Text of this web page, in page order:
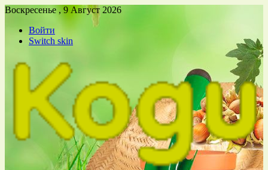
Воскресенье , 9 Август 2026
Войти
Switch skin